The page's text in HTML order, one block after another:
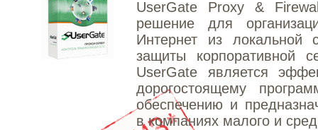
UserGate Proxy &
решение для
Интернет из локальной
защиты корпоративной
UserGate является
дорогостоящему
обеспечению и
в компаниях малого и